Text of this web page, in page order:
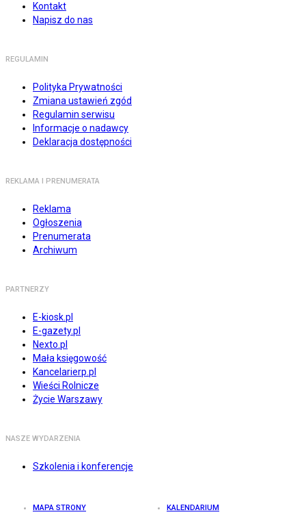
Kontakt
Napisz do nas
REGULAMIN
Polityka Prywatności
Zmiana ustawień zgód
Regulamin serwisu
Informacje o nadawcy
Deklaracja dostępności
REKLAMA I PRENUMERATA
Reklama
Ogłoszenia
Prenumerata
Archiwum
PARTNERZY
E-kiosk.pl
E-gazety.pl
Nexto.pl
Mała księgowość
Kancelarierp.pl
Wieści Rolnicze
Życie Warszawy
NASZE WYDARZENIA
Szkolenia i konferencje
MAPA STRONY KALENDARIUM